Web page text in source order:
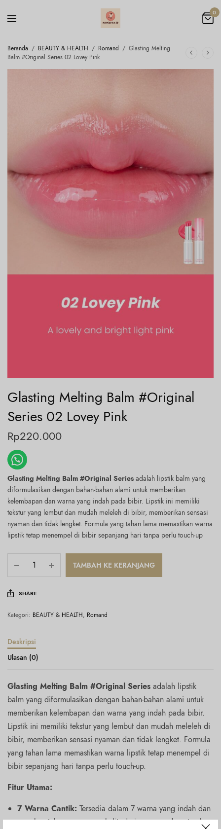
0
Beranda / BEAUTY & HEALTH / Romand / Glasting Melting
Balm #Original Series 02 Lovey Pink
Glasting Melting Balm #Original
Series 02 Lovey Pink
Rp220.000
Glasting Melting Balm #Original Series adalah lipstik balm yang
diformulasikan dengan bahan-bahan alami untuk memberikan
kelembapan dan warna yang indah pada bibir. Lipstik ini memiliki
tekstur yang lembut dan mudah meleleh di bibir, memberikan sensasi
nyaman dan tidak lengket. Formula yang tahan lama memastikan warna
lipstik tetap menempel di bibir sepanjang hari tanpa perlu touch-up
TAMBAH KE KERANJANG
SHARE
Kategori: BEAUTY & HEALTH, Romand
Deskripsi
Ulasan (0)
Glasting Melting Balm #Original Series adalah lipstik
balm yang diformulasikan dengan bahan-bahan alami untuk
memberikan kelembapan dan warna yang indah pada bibir.
Lipstik ini memiliki tekstur yang lembut dan mudah meleleh di
bibir, memberikan sensasi nyaman dan tidak lengket. Formula
yang tahan lama memastikan warna lipstik tetap menempel di
bibir sepanjang hari tanpa perlu touch-up.
Fitur Utama:
7 Warna Cantik: Tersedia dalam 7 warna yang indah dan
cocok untuk semua warna kulit, dari warna nude natural